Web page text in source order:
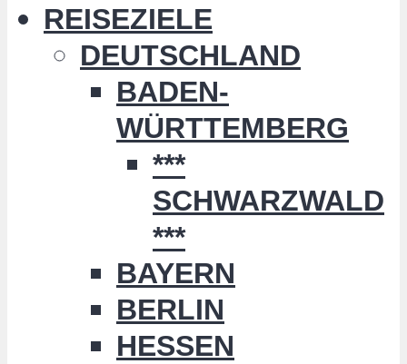
REISEZIELE
DEUTSCHLAND
BADEN-
WÜRTTEMBERG
***
SCHWARZWALD
***
BAYERN
BERLIN
HESSEN